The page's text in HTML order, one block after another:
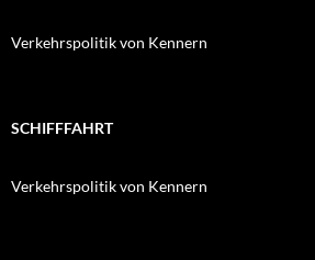
Verkehrspolitik von Kennern
SCHIFFFAHRT
Verkehrspolitik von Kennern